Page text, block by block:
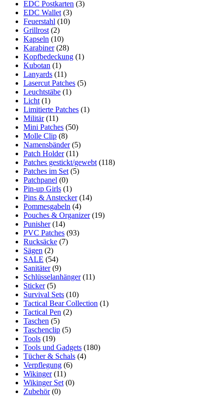
EDC Postkarten (3)
EDC Wallet (3)
Feuerstahl (10)
Grillrost (2)
Kapseln (10)
Karabiner (28)
Kopfbedeckung (1)
Kubotan (1)
Lanyards (11)
Lasercut Patches (5)
Leuchtstäbe (1)
Licht (1)
Limitierte Patches (1)
Militär (11)
Mini Patches (50)
Molle Clip (8)
Namensbänder (5)
Patch Holder (11)
Patches gestickt/gewebt (118)
Patches im Set (5)
Patchpanel (0)
Pin-up Girls (1)
Pins & Anstecker (14)
Pommesgabeln (4)
Pouches & Organizer (19)
Punisher (14)
PVC Patches (93)
Rucksäcke (7)
Sägen (2)
SALE (54)
Sanitäter (9)
Schlüsselanhänger (11)
Sticker (5)
Survival Sets (10)
Tactical Bear Collection (1)
Tactical Pen (2)
Taschen (5)
Taschenclip (5)
Tools (19)
Tools und Gadgets (180)
Tücher & Schals (4)
Verpflegung (6)
Wikinger (11)
Wikinger Set (0)
Zubehör (0)